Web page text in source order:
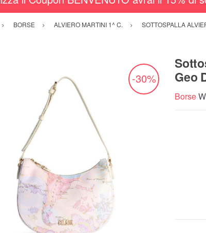
BORSE ALVIERO MARTINI 1^ C. SOTTOSPALLA
-30%
Geo
Borse